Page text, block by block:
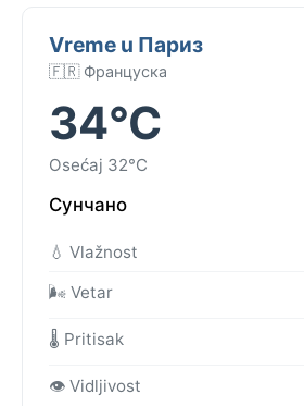
Vreme u Париз
🇫🇷 Француска
34°C
Osećaj 32°C
Сунчано
💧 Vlažnost
🌬️ Vetar
🌡️ Pritisak
👁️ Vidljivost